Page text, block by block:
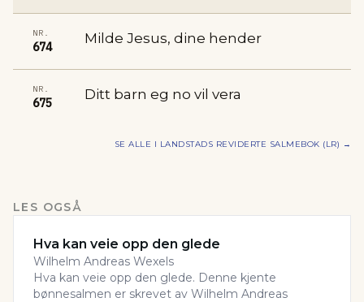
NR.
674
Milde Jesus, dine hender
NR.
675
Ditt barn eg no vil vera
SE ALLE I LANDSTADS REVIDERTE SALMEBOK (LR) →
LES OGSÅ
Hva kan veie opp den glede
Wilhelm Andreas Wexels
Hva kan veie opp den glede. Denne kjente
bønnesalmen er skrevet av Wilhelm Andreas